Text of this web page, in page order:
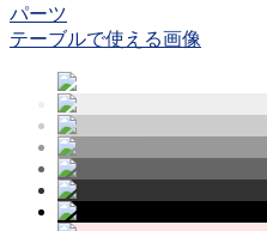
パーツ
テーブルで使える画像